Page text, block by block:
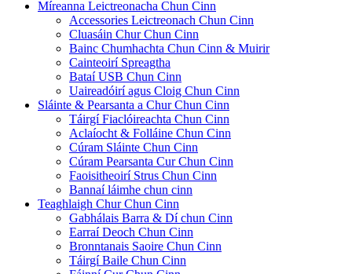
Míreanna Leictreonacha Chun Cinn
Accessories Leictreonach Chun Cinn
Cluasáin Chur Chun Cinn
Bainc Chumhachta Chun Cinn & Muirir
Cainteoirí Spreagtha
Bataí USB Chun Cinn
Uaireadóirí agus Cloig Chun Cinn
Sláinte & Pearsanta a Chur Chun Cinn
Táirgí Fiaclóireachta Chun Cinn
Aclaíocht & Folláine Chun Cinn
Cúram Sláinte Chun Cinn
Cúram Pearsanta Cur Chun Cinn
Faoisitheoirí Strus Chun Cinn
Bannaí láimhe chun cinn
Teaghlaigh Chur Chun Cinn
Gabhálais Barra & Dí chun Cinn
Earraí Deoch Chun Cinn
Bronntanais Saoire Chun Cinn
Táirgí Baile Chun Cinn